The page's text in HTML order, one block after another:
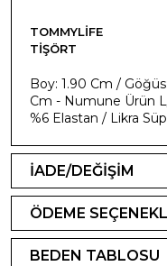
TOMMYLIFE
TIŞÖRT
Boy: 1.90 Cm /
Cm - Numune Ürün
%6 Elastan / Likra
İADE/DEĞİŞİM
ÖDEME
BEDEN TABLOSU